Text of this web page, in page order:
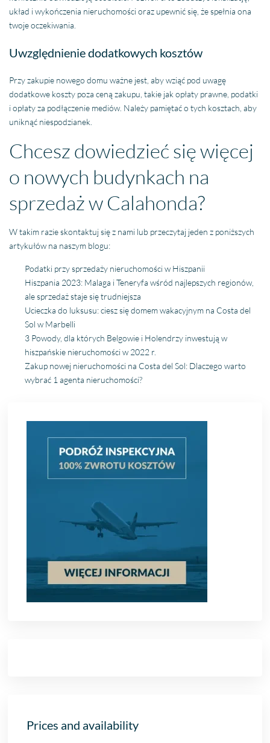
układ i wykończenia nieruchomości oraz upewnić się, że spełnia ona
twoje oczekiwania.
Uwzględnienie dodatkowych kosztów
Przy zakupie nowego domu ważne jest, aby wziąć pod uwagę
dodatkowe koszty poza ceną zakupu, takie jak opłaty prawne, podatki
i opłaty za podłączenie mediów. Należy pamiętać o tych kosztach, aby
uniknąć niespodzianek.
Chcesz dowiedzieć się więcej
o nowych budynkach na
sprzedaż w Calahonda?
W takim razie skontaktuj się z nami lub przeczytaj jeden z poniższych
artykułów na naszym blogu:
Podatki przy sprzedaży nieruchomości w Hiszpanii
Hiszpania 2023: Malaga i Teneryfa wśród najlepszych regionów,
ale sprzedaż staje się trudniejsza
Ucieczka do luksusu: ciesz się domem wakacyjnym na Costa del
Sol w Marbelli
3 Powody, dla których Belgowie i Holendrzy inwestują w
hiszpańskie nieruchomości w 2022 r.
Zakup nowej nieruchomości na Costa del Sol: Dlaczego warto
wybrać 1 agenta nieruchomości?
Prices and availability